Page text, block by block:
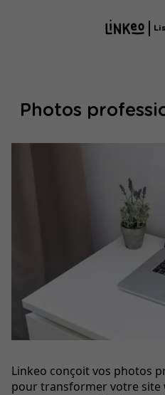
Photos
Linkeo conçoit vos photos
pour transformer votre site